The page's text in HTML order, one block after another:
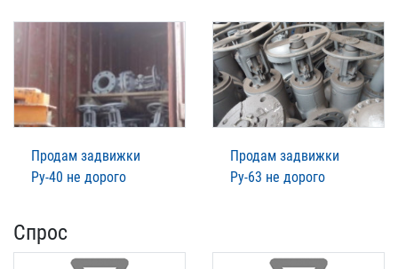
Продам задвижки
Ру-40 не дорого
Продам задвижки
Ру-63 не дорого
Спрос